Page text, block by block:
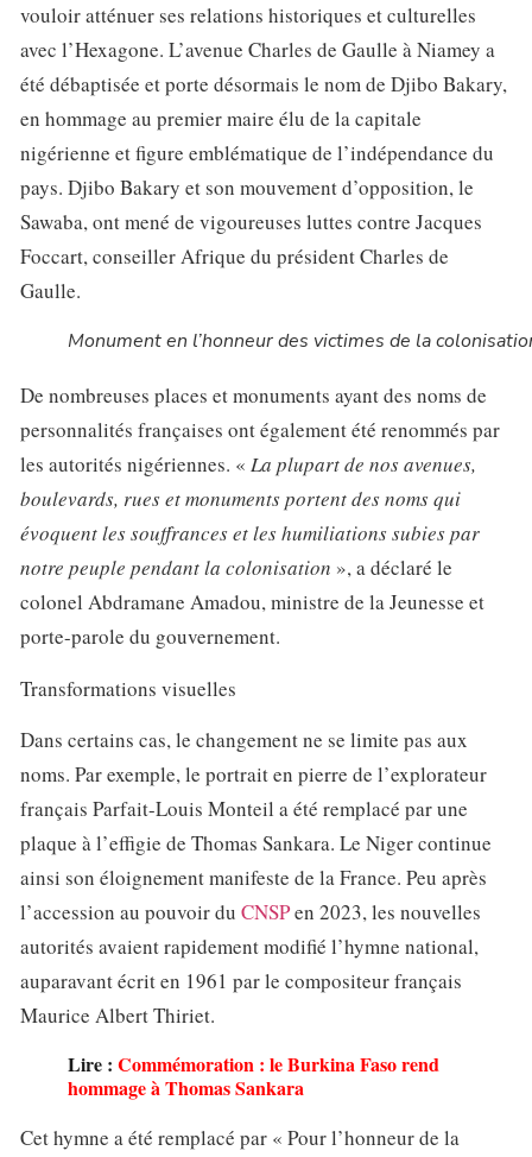
vouloir atténuer ses relations historiques et culturelles
avec l’Hexagone. L’avenue Charles de Gaulle à Niamey a
été débaptisée et porte désormais le nom de Djibo Bakary,
en hommage au premier maire élu de la capitale
nigérienne et figure emblématique de l’indépendance du
pays. Djibo Bakary et son mouvement d’opposition, le
Sawaba, ont mené de vigoureuses luttes contre Jacques
Foccart, conseiller Afrique du président Charles de
Gaulle.
Monument en l’honneur des victimes de la
De nombreuses places et monuments ayant des noms de
personnalités françaises ont également été renommés par
les autorités nigériennes. « La plupart de nos avenues,
boulevards, rues et monuments portent des noms qui
évoquent les souffrances et les humiliations subies par
notre peuple pendant la colonisation », a déclaré le
colonel Abdramane Amadou, ministre de la Jeunesse et
porte-parole du gouvernement.
Transformations visuelles
Dans certains cas, le changement ne se limite pas aux
noms. Par exemple, le portrait en pierre de l’explorateur
français Parfait-Louis Monteil a été remplacé par une
plaque à l’effigie de Thomas Sankara. Le Niger continue
ainsi son éloignement manifeste de la France. Peu après
l’accession au pouvoir du CNSPen 2023, les nouvelles
autorités avaient rapidement modifié l’hymne national,
auparavant écrit en 1961 par le compositeur français
Maurice Albert Thiriet.
Lire : Commémoration : le Burkina Faso rend
hommage à Thomas Sankara
Cet hymne a été remplacé par « Pour l’honneur de la